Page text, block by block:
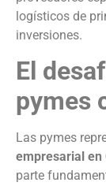
logísticos de
inversiones.
El
pymes
Las pymes
empresarial en
parte